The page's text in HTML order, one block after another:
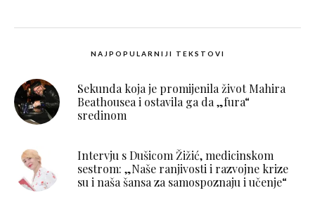
NAJPOPULARNIJI TEKSTOVI
Sekunda koja je promijenila život Mahira
Beathousea i ostavila ga da „fura“
sredinom
Intervju s Dušicom Žižić, medicinskom
sestrom: „Naše ranjivosti i razvojne krize
su i naša šansa za samospoznaju i učenje“